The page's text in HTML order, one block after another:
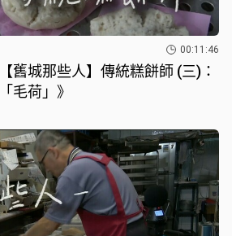
00:11:46
舊城那些人】傳統糕餅師 (三)：
毛荷」》